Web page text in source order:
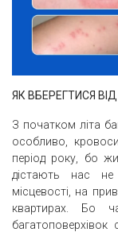
ЯК ВБЕРЕГТИСЯ
З початком літа
особливо,
період року, бо
дістають нас не
місцевості, на
квартирах. Бо